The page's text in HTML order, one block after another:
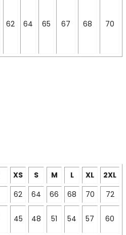
62 64 65 67 68 70
XS S M L XL
2XL
62 64 66 68 70
72
45 48 51 54 57 60